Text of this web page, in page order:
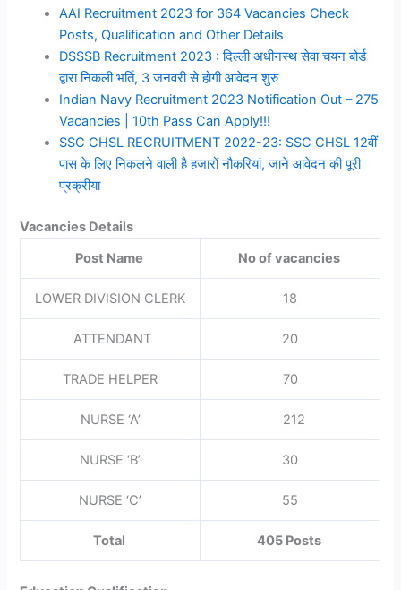
AAI Recruitment 2023 for 364 Vacancies Check
Posts, Qualification and Other Details
DSSSB Recruitment 2023 : दिल्ली अधीनस्थ सेवा चयन बोर्ड
द्वारा निकली भर्ति, 3 जनवरी से होगी आवेदन शुरु
Indian Navy Recruitment 2023 Notification Out – 275
Vacancies | 10th Pass Can Apply!!!
SSC CHSL RECRUITMENT 2022-23: SSC CHSL 12वीं
पास के लिए निकलने वाली है हजारों नौकरियां, जाने आवेदन की पूरी
प्रक्रीया
Vacancies Details
Post Name
No of vacancies
LOWER DIVISION CLERK 18
ATTENDANT 20
TRADE HELPER 70
NURSE ‘A’ 212
NURSE ‘B’ 30
NURSE ‘C’ 55
Total 405 Posts